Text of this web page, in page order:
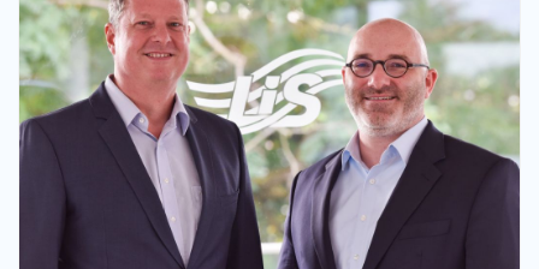
Empresa
Empleo